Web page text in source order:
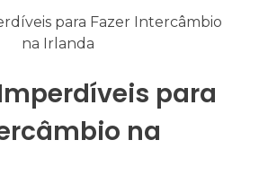
para
na